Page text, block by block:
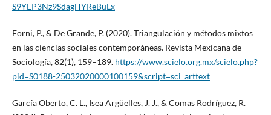
S9YEP3Nz9SdagHYReBuLx
Forni, P., & De Grande, P. (2020). Triangulación y métodos mixtos
en las ciencias sociales contemporáneas. Revista Mexicana de
Sociología, 82(1), 159–189. https://www.scielo.org.mx/scielo.php?
pid=S0188-25032020000100159&script=sci_arttext
García Oberto, C. L., Isea Argϋelles, J. J., & Comas Rodríguez, R.